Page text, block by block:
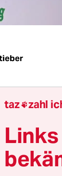
ihrer
Grünen
in fast
taz zahl